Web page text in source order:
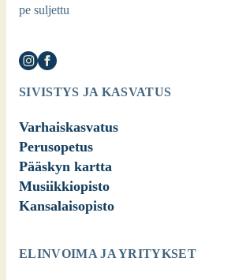
pe suljettu
SIVISTYS JA KASVATUS
Varhaiskasvatus
Perusopetus
Pääskyn kartta
Musiikkiopisto
Kansalaisopisto
ELINVOIMA JA YRITYKSET